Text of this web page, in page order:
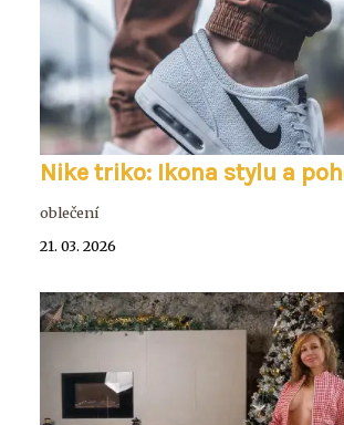
Nike triko: Ikona stylu a
oblečení
21. 03. 2026